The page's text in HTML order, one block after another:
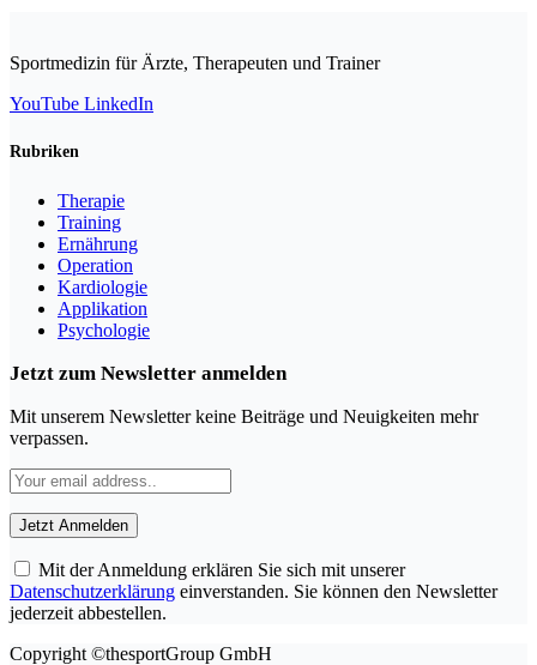
Sportmedizin für Ärzte, Therapeuten und Trainer
YouTube LinkedIn
Rubriken
Therapie
Training
Ernährung
Operation
Kardiologie
Applikation
Psychologie
Jetzt zum Newsletter anmelden
Mit unserem Newsletter keine Beiträge und Neuigkeiten mehr
verpassen.
Mit der Anmeldung erklären Sie sich mit unserer
Datenschutzerklärung einverstanden. Sie können den Newsletter
jederzeit abbestellen.
Copyright ©thesportGroup GmbH